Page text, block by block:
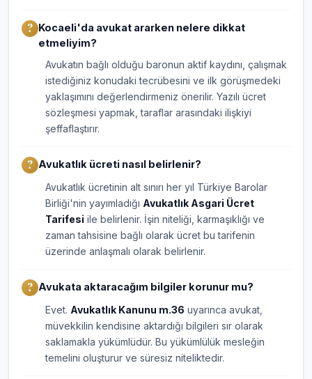
Kocaeli'da avukat ararken nelere dikkat
etmeliyim?
Avukatın bağlı olduğu baronun aktif kaydını, çalışmak
istediğiniz konudaki tecrübesini ve ilk görüşmedeki
yaklaşımını değerlendirmeniz önerilir. Yazılı ücret
sözleşmesi yapmak, taraflar arasındaki ilişkiyi
şeffaflaştırır.
Avukatlık ücreti nasıl belirlenir?
Avukatlık ücretinin alt sınırı her yıl Türkiye Barolar
Birliği'nin yayımladığı Avukatlık Asgari Ücret
Tarifesi ile belirlenir. İşin niteliği, karmaşıklığı ve
zaman tahsisine bağlı olarak ücret bu tarifenin
üzerinde anlaşmalı olarak belirlenir.
Avukata aktaracağım bilgiler korunur mu?
Evet. Avukatlık Kanunu m.36 uyarınca avukat,
müvekkilin kendisine aktardığı bilgileri sır olarak
saklamakla yükümlüdür. Bu yükümlülük mesleğin
temelini oluşturur ve süresiz niteliktedir.